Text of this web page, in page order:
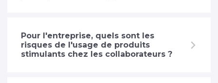
Pour l'entreprise, quels sont les
risques de l'usage de produits
stimulants chez les collaborateurs ?